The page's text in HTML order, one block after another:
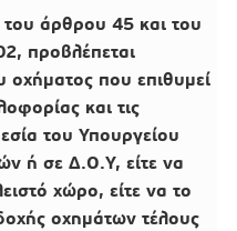
του άρθρου 45 και του
προβλέπεται
που επιθυμεί
και τις
του Υπουργείου
ή σε Δ.Ο.Υ, είτε να
χώρο, είτε να το
οχημάτων τέλους